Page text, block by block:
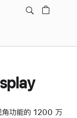
角功能的 1200 万